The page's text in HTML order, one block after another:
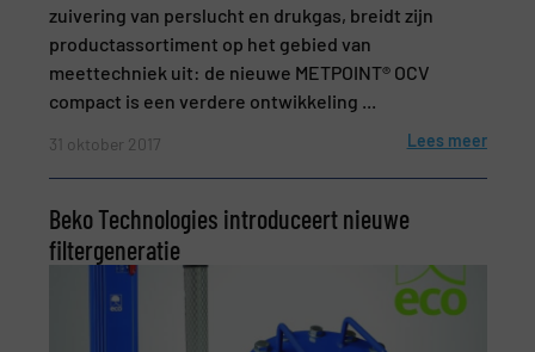
nieuwsbrieven.
zuivering van perslucht en drukgas, breidt zijn
productassortiment op het gebied van
meettechniek uit: de nieuwe METPOINT® OCV
compact is een verdere ontwikkeling ...
31 oktober 2017 Lees meer
Beko Technologies introduceert nieuwe
filtergeneratie